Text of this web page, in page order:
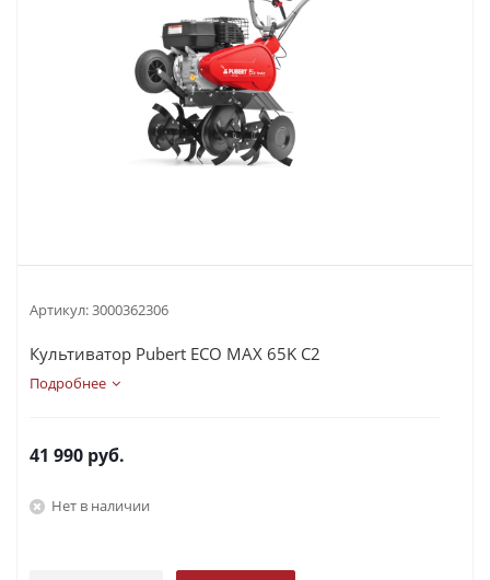
Артикул:3000362306
Культиватор Pubert ECO MAX 65K C2
Подробнее
41 990 руб.
Нет в наличии